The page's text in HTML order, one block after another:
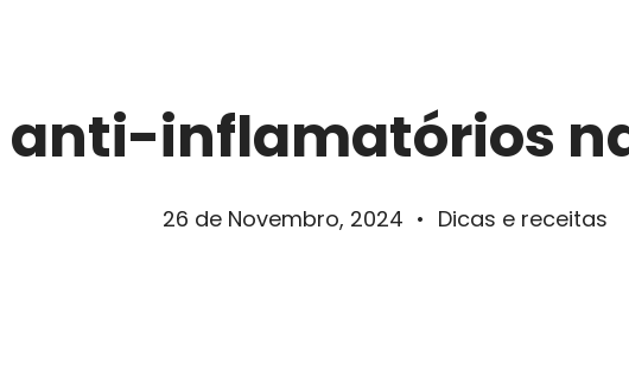
anti-inflamatórios
26 de Novembro, 2024 • Dicas e receitas